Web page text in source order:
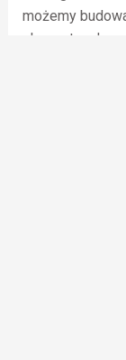
możemy
ekosystem